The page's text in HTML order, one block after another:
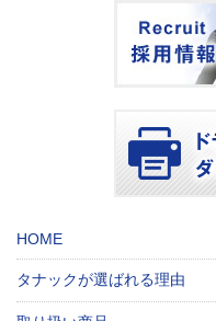
HOME
タナックが選ばれる理由